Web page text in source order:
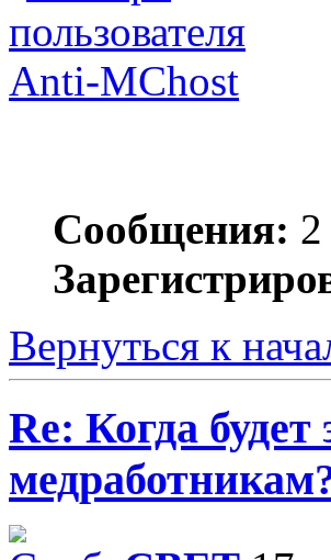
Anti-MChost
Сообщения: 2
Вернуться к
Re: Когда